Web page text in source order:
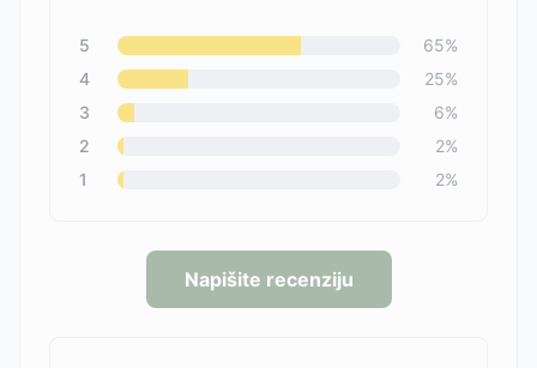
5 65%
4
25%
3
6%
2
2%
1
2%
Napišite recenziju